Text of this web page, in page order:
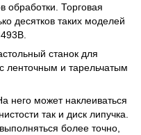
обработки. Торговая
десятков таких моделей
станок для
ленточным и тарельчатым
него может наклеиваться
так и диск липучка.
более точно,